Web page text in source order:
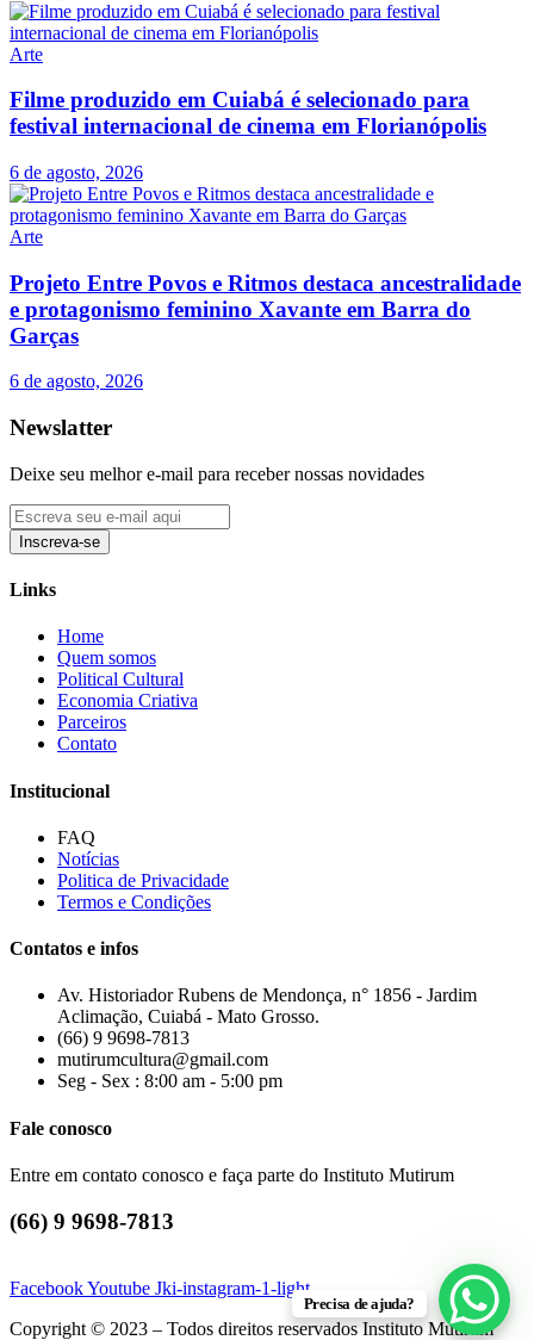
Arte
Filme produzido em Cuiabá é selecionado para
festival internacional de cinema em Florianópolis
6 de agosto, 2026
Arte
Projeto Entre Povos e Ritmos destaca ancestralidade
e protagonismo feminino Xavante em Barra do
Garças
6 de agosto, 2026
Newslatter
Deixe seu melhor e-mail para receber nossas novidades
Inscreva-se
Links
Home
Quem somos
Political Cultural
Economia Criativa
Parceiros
Contato
Institucional
FAQ
Notícias
Politica de Privacidade
Termos e Condições
Contatos e infos
Av. Historiador Rubens de Mendonça, n° 1856 - Jardim
Aclimação, Cuiabá - Mato Grosso.
(66) 9 9698-7813
mutirumcultura@gmail.com
Seg - Sex : 8:00 am - 5:00 pm
Fale conosco
Entre em contato conosco e faça parte do Instituto Mutirum
(66) 9 9698-7813
FacebookYoutube Jki-instagram-1-light
Copyright © 2023 – Todos direitos reservados Instituto Mutirum
Precisa de ajuda?